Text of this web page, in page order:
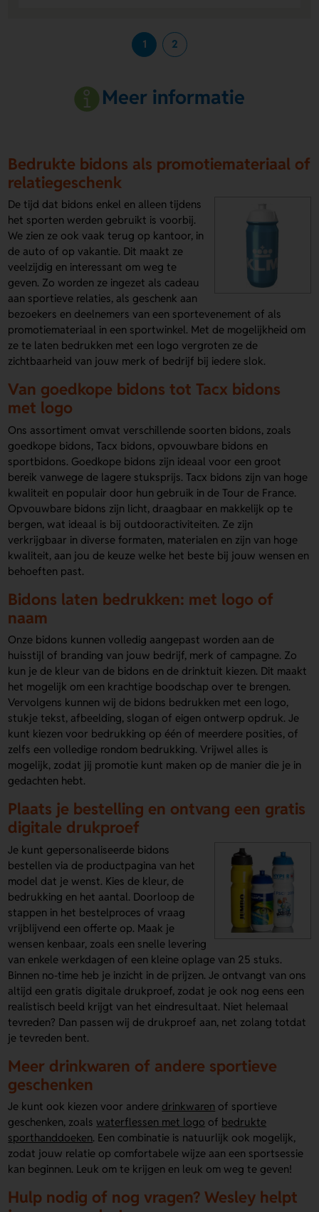
1 2
Meer informatie
Bedrukte bidons als promotiemateriaal of
relatiegeschenk
De tijd dat bidons enkel en alleen tijdens
het sporten werden gebruikt is voorbij.
We zien ze ook vaak terug op kantoor, in
de auto of op vakantie. Dit maakt ze
veelzijdig en interessant om weg te
geven. Zo worden ze ingezet als cadeau
aan sportieve relaties, als geschenk aan
bezoekers en deelnemers van een sportevenement of als
promotiemateriaal in een sportwinkel. Met de mogelijkheid om
ze te laten bedrukken met een logo vergroten ze de
zichtbaarheid van jouw merk of bedrijf bij iedere slok.
Van goedkope bidons tot Tacx bidons
met logo
Ons assortiment omvat verschillende soorten bidons, zoals
goedkope bidons, Tacx bidons, opvouwbare bidons en
sportbidons. Goedkope bidons zijn ideaal voor een groot
bereik vanwege de lagere stuksprijs. Tacx bidons zijn van hoge
kwaliteit en populair door hun gebruik in de Tour de France.
Opvouwbare bidons zijn licht, draagbaar en makkelijk op te
bergen, wat ideaal is bij outdooractiviteiten. Ze zijn
verkrijgbaar in diverse formaten, materialen en zijn van hoge
kwaliteit, aan jou de keuze welke het beste bij jouw wensen en
behoeften past.
Bidons laten bedrukken: met logo of
naam
Onze bidons kunnen volledig aangepast worden aan de
huisstijl of branding van jouw bedrijf, merk of campagne. Zo
kun je de kleur van de bidons en de drinktuit kiezen. Dit maakt
het mogelijk om een krachtige boodschap over te brengen.
Vervolgens kunnen wij de bidons bedrukken met een logo,
stukje tekst, afbeelding, slogan of eigen ontwerp opdruk. Je
kunt kiezen voor bedrukking op één of meerdere posities, of
zelfs een volledige rondom bedrukking. Vrijwel alles is
mogelijk, zodat jij promotie kunt maken op de manier die je in
gedachten hebt.
Plaats je bestelling en ontvang een gratis
digitale drukproef
Je kunt gepersonaliseerde bidons
bestellen via de productpagina van het
model dat je wenst. Kies de kleur, de
bedrukking en het aantal. Doorloop de
stappen in het bestelproces of vraag
vrijblijvend een offerte op. Maak je
wensen kenbaar, zoals een snelle levering
van enkele werkdagen of een kleine oplage van 25 stuks.
Binnen no-time heb je inzicht in de prijzen. Je ontvangt van ons
altijd een gratis digitale drukproef, zodat je ook nog eens een
realistisch beeld krijgt van het eindresultaat. Niet helemaal
tevreden? Dan passen wij de drukproef aan, net zolang totdat
je tevreden bent.
Meer drinkwaren of andere sportieve
geschenken
Je kunt ook kiezen voor andere drinkwaren of sportieve
geschenken, zoals waterflessen met logo of bedrukte
sporthanddoeken. Een combinatie is natuurlijk ook mogelijk,
zodat jouw relatie op comfortabele wijze aan een sportsessie
kan beginnen. Leuk om te krijgen en leuk om weg te geven!
Hulp nodig of nog vragen? Wesley helpt